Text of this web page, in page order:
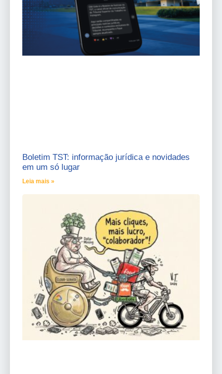
Boletim TST: informação jurídica e novidades
em um só lugar
Leia mais »